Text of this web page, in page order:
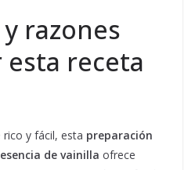
razones
esta receta
y fácil, esta preparación
de vainilla ofrece